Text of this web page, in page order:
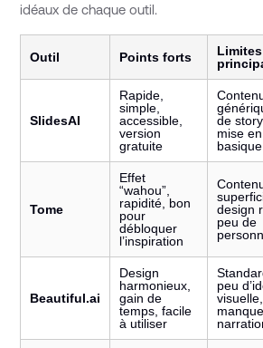
idéaux de chaque outil.
Outil Points forts
Limites
SlidesAI
Rapide,
simple,
accessible,
version
gratuite
de
mise
basique
Tome
Effet
“wahou”,
rapidité, bon
pour
débloquer
l’inspiration
design
peu de
Beautiful.ai
Design
harmonieux,
gain de
temps, facile
à utiliser
peu
visuelle,